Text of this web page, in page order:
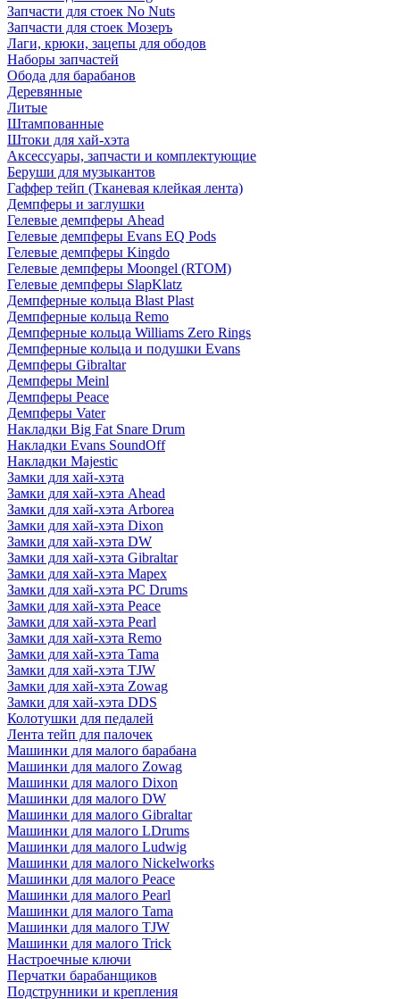
Запчасти для стоек No Nuts
Запчасти для стоек Мозеръ
Лаги, крюки, зацепы для ободов
Наборы запчастей
Обода для барабанов
Деревянные
Литые
Штампованные
Штоки для хай-хэта
Аксессуары, запчасти и комплектующие
Беруши для музыкантов
Гаффер тейп (Тканевая клейкая лента)
Демпферы и заглушки
Гелевые демпферы Ahead
Гелевые демпферы Evans EQ Pods
Гелевые демпферы Kingdo
Гелевые демпферы Moongel (RTOM)
Гелевые демпферы SlapKlatz
Демпферные кольца Blast Plast
Демпферные кольца Remo
Демпферные кольца Williams Zero Rings
Демпферные кольца и подушки Evans
Демпферы Gibraltar
Демпферы Meinl
Демпферы Peace
Демпферы Vater
Накладки Big Fat Snare Drum
Накладки Evans SoundOff
Накладки Majestic
Замки для хай-хэта
Замки для хай-хэта Ahead
Замки для хай-хэта Arborea
Замки для хай-хэта Dixon
Замки для хай-хэта DW
Замки для хай-хэта Gibraltar
Замки для хай-хэта Mapex
Замки для хай-хэта PC Drums
Замки для хай-хэта Peace
Замки для хай-хэта Pearl
Замки для хай-хэта Remo
Замки для хай-хэта Tama
Замки для хай-хэта TJW
Замки для хай-хэта Zowag
Замки для хай-хэта DDS
Колотушки для педалей
Лента тейп для палочек
Машинки для малого барабана
Машинки для малого Zowag
Машинки для малого Dixon
Машинки для малого DW
Машинки для малого Gibraltar
Машинки для малого LDrums
Машинки для малого Ludwig
Машинки для малого Nickelworks
Машинки для малого Peace
Машинки для малого Pearl
Машинки для малого Tama
Машинки для малого TJW
Машинки для малого Trick
Настроечные ключи
Перчатки барабанщиков
Подструнники и крепления